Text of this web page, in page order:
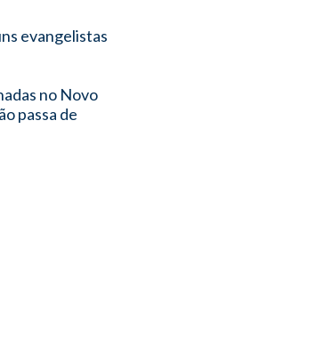
evangelistas
no Novo
passa de